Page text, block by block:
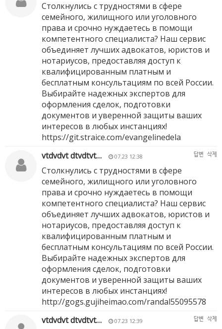
Столкнулись с трудностями в сфере
семейного, жилищного или уголовного
права и срочно нуждаетесь в помощи
компетентного специалиста? Наш сервис
объединяет лучших адвокатов, юристов и
нотариусов, предоставляя доступ к
квалифицированным платным и
бесплатным консультациям по всей России.
Выбирайте надежных экспертов для
оформления сделок, подготовки
документов и уверенной защиты ваших
интересов в любых инстанциях!
https://git.straice.com/evangelinedela
vtdvdvt dtvdtvt…
07.23 12:38 답변 삭제
Столкнулись с трудностями в сфере
семейного, жилищного или уголовного
права и срочно нуждаетесь в помощи
компетентного специалиста? Наш сервис
объединяет лучших адвокатов, юристов и
нотариусов, предоставляя доступ к
квалифицированным платным и
бесплатным консультациям по всей России.
Выбирайте надежных экспертов для
оформления сделок, подготовки
документов и уверенной защиты ваших
интересов в любых инстанциях!
http://gogs.gujiheimao.com/randal55095578
vtdvdvt dtvdtvt…
07.23 12:39 답변 삭제